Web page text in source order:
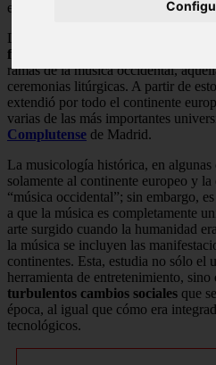
expresiones culturales de las tribus
La musicología
franceses, la evolución de la música
ramas de la música occidental,
ceremonias litúrgicas. A partir de
extendió por todo el continente
varias de las más importantes
Complutense de Madrid.
La musicología histórica, en algunas
solamente al continente europeo y
“música occidental”; sin embargo,
a que la música es completamente
arte surgido cuando la humanidad
la música se incluyen las
continentes. Esta, estudia no sólo el
herramienta de entretenimiento, sino
turbulentos cambios sociales que
época, al igual que cómo era
tecnológicos.